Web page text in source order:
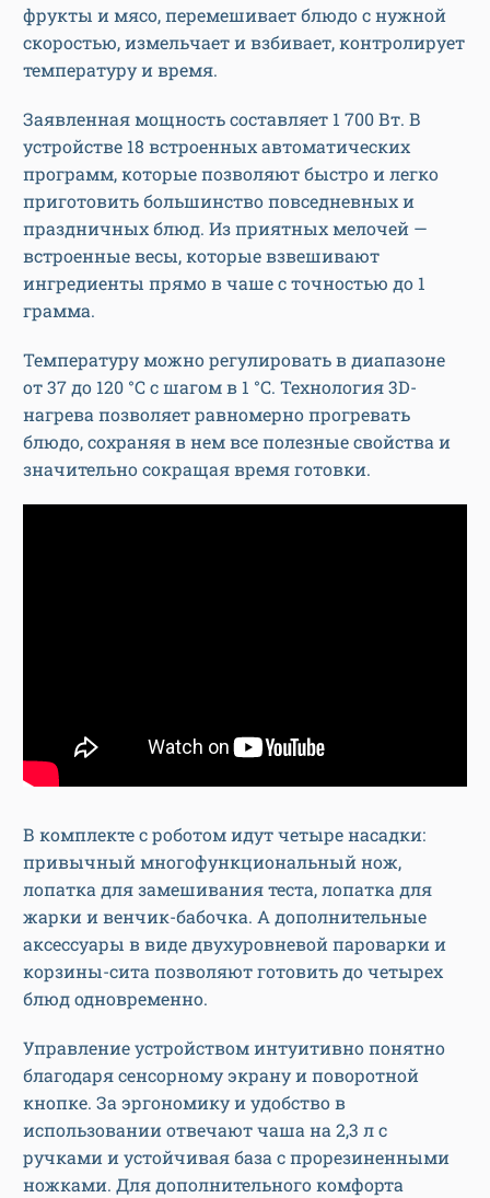
фрукты и мясо, перемешивает блюдо с нужной
скоростью, измельчает и взбивает, контролирует
температуру и время.
Заявленная мощность составляет 1 700 Вт. В
устройстве 18 встроенных автоматических
программ, которые позволяют быстро и легко
приготовить большинство повседневных и
праздничных блюд. Из приятных мелочей —
встроенные весы, которые взвешивают
ингредиенты прямо в чаше с точностью до 1
грамма.
Температуру можно регулировать в диапазоне
от 37 до 120 °C с шагом в 1 °C. Технология 3D-
нагрева позволяет равномерно прогревать
блюдо, сохраняя в нем все полезные свойства и
значительно сокращая время готовки.
В комплекте с роботом идут четыре насадки:
привычный многофункциональный нож,
лопатка для замешивания теста, лопатка для
жарки и венчик-бабочка. А дополнительные
аксессуары в виде двухуровневой пароварки и
корзины-сита позволяют готовить до четырех
блюд одновременно.
Управление устройством интуитивно понятно
благодаря сенсорному экрану и поворотной
кнопке. За эргономику и удобство в
использовании отвечают чаша на 2,3 л с
ручками и устойчивая база с прорезиненными
ножками. Для дополнительного комфорта